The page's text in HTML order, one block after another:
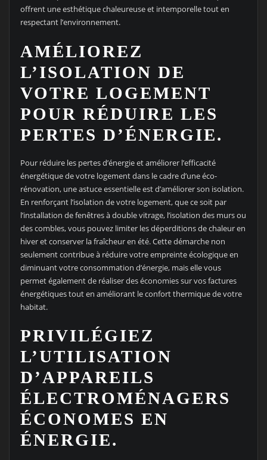
offrent une esthétique chaleureuse et intemporelle tout en
respectant l’environnement.
AMÉLIOREZ
L’ISOLATION DE
VOTRE LOGEMENT
POUR RÉDUIRE LES
PERTES D’ÉNERGIE.
Pour réduire les pertes d’énergie et améliorer l’efficacité
énergétique de votre logement dans le cadre d’une éco-
rénovation, une astuce essentielle est d’améliorer son isolation.
En renforçant l’isolation de votre logement, que ce soit par
l’installation de fenêtres à double vitrage, l’isolation des murs ou
des combles, vous pouvez limiter les déperditions de chaleur en
hiver et conserver la fraîcheur en été. Cette démarche non
seulement contribue à réduire votre empreinte écologique en
diminuant votre consommation d’énergie, mais elle vous
permet également de réaliser des économies sur vos factures
énergétiques tout en améliorant le confort thermique de votre
habitat.
PRIVILÉGIEZ
L’UTILISATION
D’APPAREILS
ÉLECTROMÉNAGERS
ÉCONOMES EN
ÉNERGIE.